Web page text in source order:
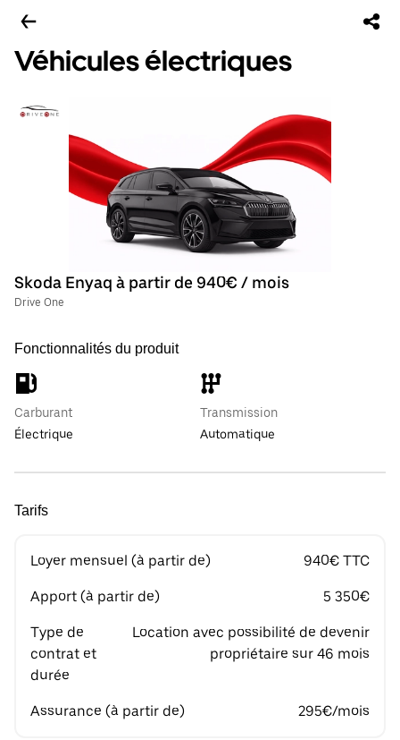
Véhicules électriques
Skoda Enyaq à partir de 940€ / mois
Drive One
Fonctionnalités du produit
Carburant
Électrique
Transmission
Automatique
Tarifs
Loyer mensuel (à partir de) 940€ TTC
Apport (à partir de) 5 350€
Type de
contrat et
durée
Location avec possibilité de devenir
propriétaire sur 46 mois
Assurance (à partir de) 295€/mois